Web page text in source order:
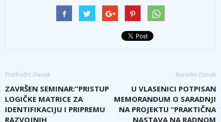
Prethodni članak
ZAVRŠEN SEMINAR:”PRISTUP
LOGIČKE MATRICE ZA
IDENTIFIKACIJU I PRIPREMU
RAZVOJNIH
Naredni članak
U VLASENICI POTPISAN
MEMORANDUM O SARADNJI
NA PROJEKTU “PRAKTIČNA
NASTAVA NA RADNOM